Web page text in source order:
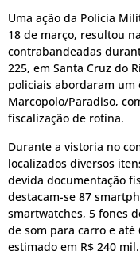
Uma ação da Polícia
18 de março, resultou
contrabandeadas
225, em Santa Cruz do
policiais abordaram
Marcopolo/Paradiso,
fiscalização de rotina.
Durante a vistoria no
localizados diversos
devida documentação
destacam-se 87
smartwatches, 5 fones
de som para carro e
estimado em R$ 240 mil.